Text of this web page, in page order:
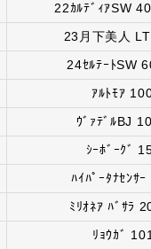
22ｶﾙﾃﾞｨｱSW
23月下美人
24ｾﾙﾃｰﾄSW
ｱﾙﾄﾓｱ
ｳﾞｧﾃﾞﾙBJ
ｼｰﾎﾞｰｸﾞ
ﾊｲﾊﾟｰﾀﾅｾﾝｻ
ﾐﾘｵﾈｱ ﾊﾞｻﾗ
ﾘｮｳｶﾞ